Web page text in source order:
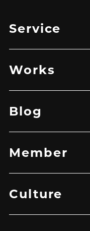
Service
サービス一覧
WEB制作
映像制作
広告マーケティ
アプリ開発
Works
実績一覧
EC
HP
LP
グラフィック
その他
バナー
映像
Blog
記事一覧
Member
メンバー一覧
Culture
トップ
企業理念
メッセージ